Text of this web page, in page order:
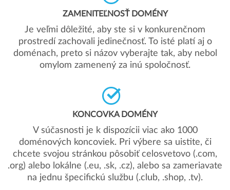
ZAMENITEĽNOSŤ DOMÉNY
Je veľmi dôležité, aby ste si v konkurenčnom
prostredí zachovali jedinečnosť. To isté platí aj o
doménach, preto si názov vyberajte tak, aby nebol
omylom zamenený za inú spoločnosť.
KONCOVKA DOMÉNY
V súčasnosti je k dispozícii viac ako 1000
doménových koncoviek. Pri výbere sa uistite, či
chcete svojou stránkou pôsobiť celosvetovo (.com,
.org) alebo lokálne (.eu, .sk, .cz), alebo sa zameriavate
na jednu špecifickú službu (.club, .shop, .tv).